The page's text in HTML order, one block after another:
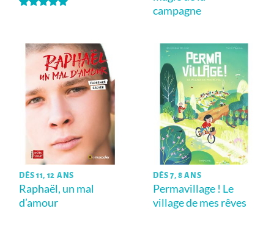
campagne
DÈS 11, 12 ANS
Raphaël, un mal
d’amour
DÈS 7, 8 ANS
Permavillage ! Le
village de mes rêves